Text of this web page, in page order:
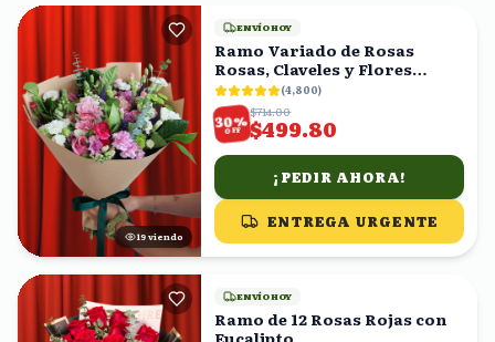
18 viendo
ENVÍO HOY
Ramo Variado de Rosas
Rosas, Claveles y Flores
Mixtas con Eucalipto
(4,800)
30%
OFF
$714.00
$499.80
¡PEDIR AHORA!
ENTREGA URGENTE
ENVÍO HOY
Ramo de 12 Rosas Rojas con
Eucalipto